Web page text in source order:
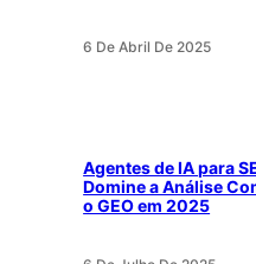
6 De Abril De 2025
Agentes de IA para
Domine a Análise
o GEO em 2025